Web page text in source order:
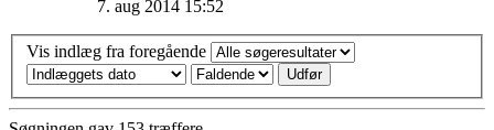
7. aug 2014 15:52
Vis indlæg fra foregående